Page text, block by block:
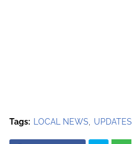
Tags: LOCAL NEWS UPDATES